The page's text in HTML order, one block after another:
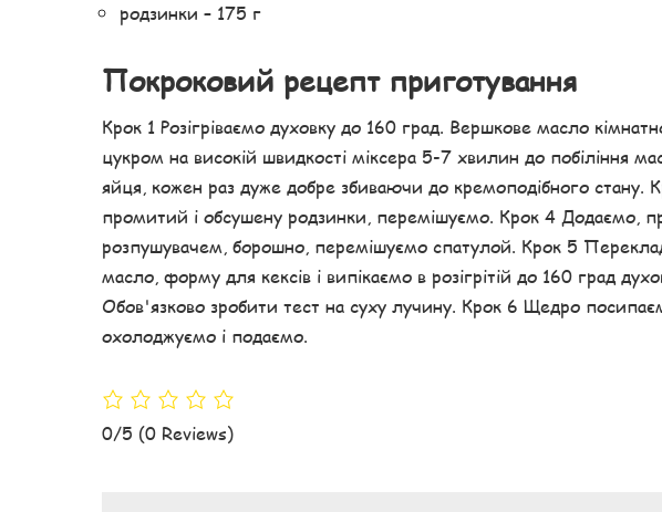
родзинки – 175 г
Покроковий рецепт приготування
Крок 1 Розігріваємо духовку до 160 град. Вершкове масло
цукром на високій швидкості міксера 5-7 хвилин до побіління
яйця, кожен раз дуже добре збиваючи до кремоподібного
промитий і обсушену родзинки, перемішуємо. Крок 4 Додаємо,
розпушувачем, борошно, перемішуємо спатулой. Крок 5
масло, форму для кексів і випікаємо в розігрітій до 160 град
Обов'язково зробити тест на суху лучину. Крок 6 Щедро
охолоджуємо і подаємо.
0/5 (0 Reviews)